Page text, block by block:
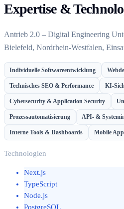
Expertise &
Antrieb 2.0 – Digital Engineering
Bielefeld, Nordrhein-Westfalen,
Individuelle Softwareentwicklung
Technisches SEO & Performance KI-
Cybersecurity & Application Security
Prozessautomatisierung API- &
Interne Tools & Dashboards Mobile
Technologien
Next.js
TypeScript
Node.js
PostgreSQL